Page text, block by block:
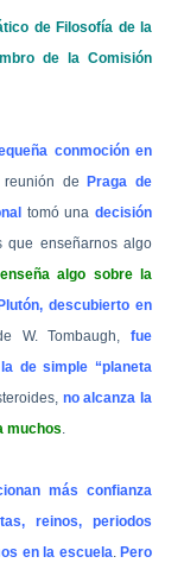
de Filosofía de la
de la Comisión
conmoción en
de Praga de
tomó unadecisión
que enseñarnos algo
algo sobre la
Plutón, descubierto en
W. Tombaugh, fue
de simple “planeta
no alcanza la
muchos.
más confianza
reinos, periodos
en la escuela. Pero